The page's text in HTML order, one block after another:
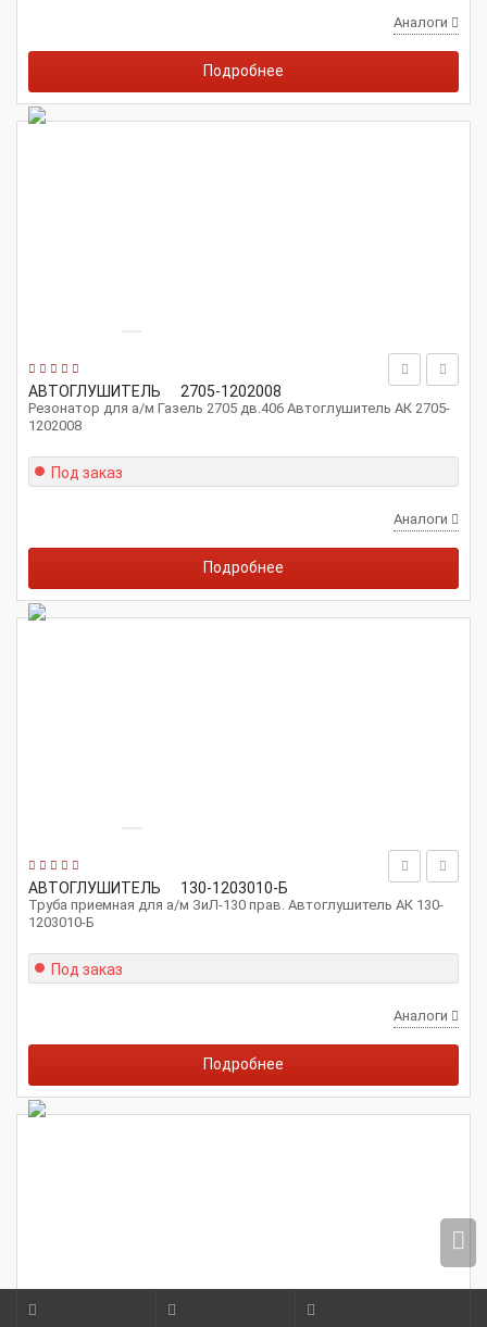
Аналоги
Подробнее
АВТОГЛУШИТЕЛЬ 2705-1202008
Резонатор для а/м Газель 2705 дв.406 Автоглушитель АК 2705-
1202008
Под заказ
Аналоги
Подробнее
АВТОГЛУШИТЕЛЬ 130-1203010-Б
Труба приемная для а/м ЗиЛ-130 прав. Автоглушитель АК 130-
1203010-Б
Под заказ
Аналоги
Подробнее